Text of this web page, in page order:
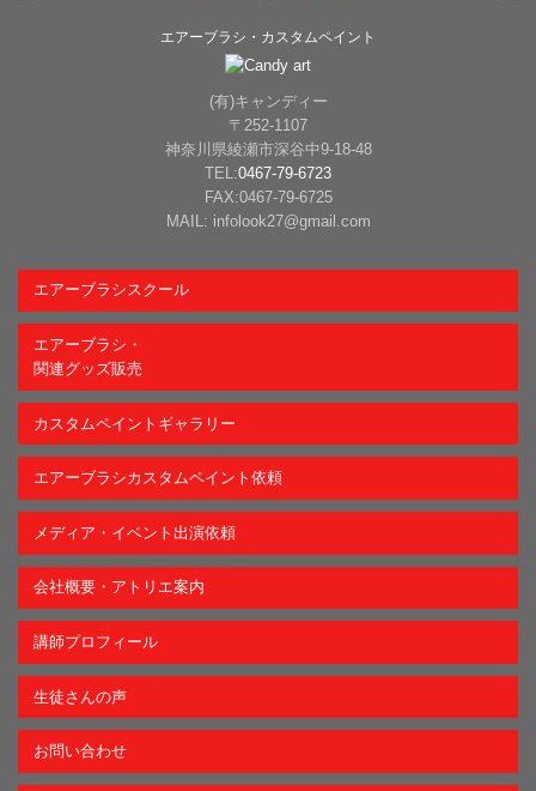
エアーブラシ・カスタムペイント
(有)キャンディー
〒252-1107
神奈川県綾瀬市深谷中9-18-48
TEL:0467-79-6723
FAX:0467-79-6725
MAIL: infolook27@gmail.com
エアーブラシスクール
エアーブラシ・
関連グッズ販売
カスタムペイントギャラリー
エアーブラシカスタムペイント依頼
メディア・イベント出演依頼
会社概要・アトリエ案内
講師プロフィール
生徒さんの声
お問い合わせ